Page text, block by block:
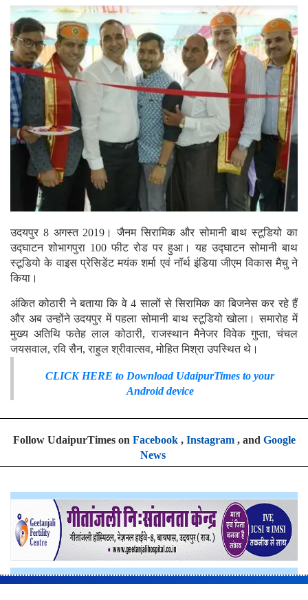
उदयपुर 8 अगस्त 2019। जैनम सिरामिक और सोमानी बाथ स्टूडियो का
उद्घाटन शोभागपुरा 100 फीट रोड पर हुआ। यह उद्घाटन सोमानी बाथ
स्टूडियो के वाइस प्रेसिडेंट मयंक शर्मा एवं नॉर्थ इंडिया जीएम विकास मैचु ने
किया।
अंकित कोठारी ने बताया कि वे 4 सालों से सिरामिक का बिजनेस कर रहे हैं
और अब उन्होंने उदयपुर में पहला सोमानी बाथ स्टूडियो खोला। समारोह में
मुख्य अतिथि फतेह लाल कोठारी, राजस्थान मैनेजर विवेक गुप्ता, चंचल
जयसवाल, रवि सैन, राहुल श्रीवात्सव, मोहित मिश्रा उपस्थित थे।
CLICK HERE to Download UdaipurTimes to your Android
device
Follow UdaipurTimes on Facebook, Instagram, and Google
News